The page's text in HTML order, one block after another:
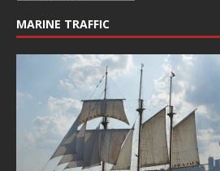
MARINE TRAFFIC